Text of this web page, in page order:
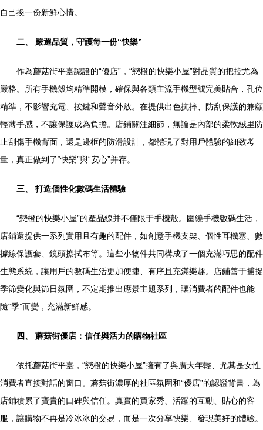
自己換一份新鮮心情。
二、 嚴選品質，守護每一份“快樂”
作為蘑菇街平臺認證的“優店”，“戀橙的快樂小屋”對品質的把控尤為
嚴格。所有手機殼均精準開模，確保與各類主流手機型號完美貼合，孔位
精準，不影響充電、按鍵和聲音外放。在提供出色抗摔、防刮保護的兼顧
輕薄手感，不讓保護成為負擔。店鋪關注細節，無論是內部的柔軟絨里防
止刮傷手機背面，還是邊框的防滑設計，都體現了對用戶體驗的細致考
量，真正做到了“快樂”與“安心”并存。
三、 打造個性化數碼生活體驗
“戀橙的快樂小屋”的產品線并不僅限于手機殼。圍繞手機數碼生活，
店鋪還提供一系列實用且有趣的配件，如創意手機支架、個性耳機塞、數
據線保護套、鏡頭擦拭布等。這些小物件共同構成了一個充滿巧思的配件
生態系統，讓用戶的數碼生活更加便捷、有序且充滿樂趣。店鋪善于捕捉
季節變化與節日氛圍，不定期推出應景主題系列，讓消費者的配件也能
隨“季”而變，充滿新鮮感。
四、 蘑菇街優店：信任與活力的購物社區
依托蘑菇街平臺，“戀橙的快樂小屋”擁有了與廣大年輕、尤其是女性
消費者直接對話的窗口。蘑菇街濃厚的社區氛圍和“優店”的認證背書，為
店鋪積累了寶貴的口碑與信任。真實的買家秀、活躍的互動、貼心的客
服，讓購物不再是冷冰冰的交易，而是一次分享快樂、發現美好的體驗。